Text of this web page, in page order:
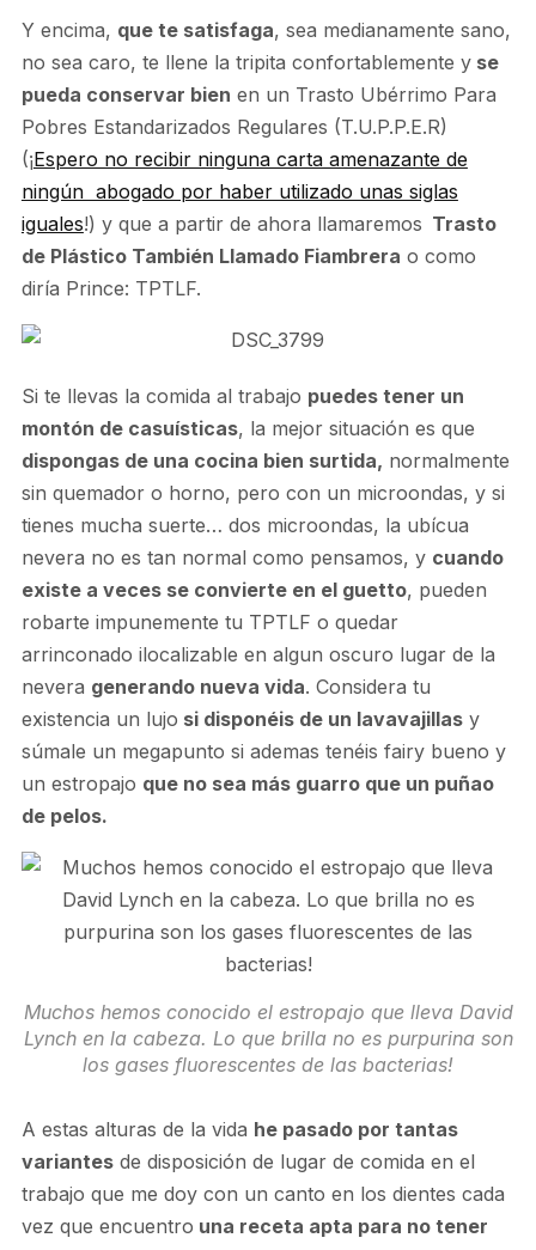
Y encima, que te satisfaga, sea medianamente sano,
no sea caro, te llene la tripita confortablemente yse
pueda conservar bien en un Trasto Ubérrimo Para
Pobres Estandarizados Regulares (T.U.P.P.E.R)
(¡Espero no recibir ninguna carta amenazante de
ningún abogado por haber utilizado unas siglas
iguales!) y que a partir de ahora llamaremos Trasto
de Plástico También Llamado Fiambrera o como
diría Prince: TPTLF.
Si te llevas la comida al trabajo puedes tener un
montón de casuísticas, la mejor situación es que
dispongas de una cocina bien surtida, normalmente
sin quemador o horno, pero con un microondas, y si
tienes mucha suerte… dos microondas, la ubícua
nevera no es tan normal como pensamos, y cuando
existe a veces se convierte en el guetto, pueden
robarte impunemente tu TPTLF o quedar
arrinconado ilocalizable en algun oscuro lugar de la
nevera generando nueva vida. Considera tu
existencia un lujo si disponéis de un lavavajillasy
súmale un megapunto si ademas tenéis fairy bueno y
un estropajo que no sea más guarro que un puñao
de pelos.
Muchos hemos conocido el estropajo que lleva David
Lynch en la cabeza. Lo que brilla no es purpurina son
los gases fluorescentes de las bacterias!
A estas alturas de la vida he pasado por tantas
variantesde disposición de lugar de comida en el
trabajo que me doy con un canto en los dientes cada
vez que encuentro una receta apta para no tener